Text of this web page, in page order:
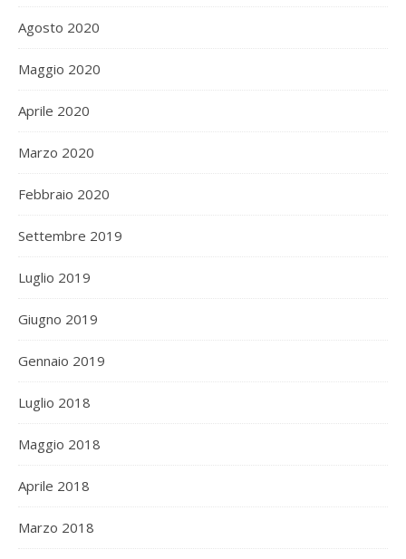
Agosto 2020
Maggio 2020
Aprile 2020
Marzo 2020
Febbraio 2020
Settembre 2019
Luglio 2019
Giugno 2019
Gennaio 2019
Luglio 2018
Maggio 2018
Aprile 2018
Marzo 2018